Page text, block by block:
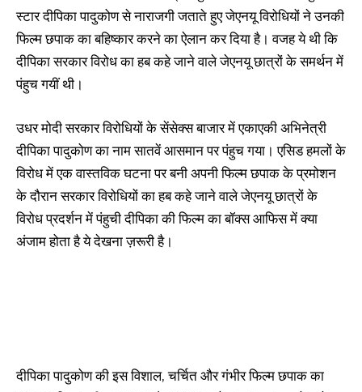
स्टार दीपिका पादुकोण से नाराजगी जताते हुए जेएनयू विरोधियों ने उनकी
फिल्म छपाक का बहिष्कार करने का ऐलान कर दिया है। वजह ये थी कि
दीपिका सरकार विरोध का हब कहे जाने वाले जेएनयू छात्रों के समर्थन में
पंहुच गयीं थी।
उधर मोदी सरकार विरोधियों के सेंसेक्स बाजार में एकाएकी अभिनेत्री
दीपिका पादुकोण का नाम सातवें आसमान पर पंहुच गया। एसिड हमलों के
विरोध में एक वास्तविक घटना पर बनी अपनी फिल्म छपाक के प्रमोशन
के दौरान सरकार विरोधियों का हब कहे जाने वाले जेएनयू छात्रों के
विरोध प्रदर्शन में पंहुची दीपिका की फिल्म का बॉक्स आफिस में क्या
अंजाम होता है ये देखना ज़रूरी है।
दीपिका पादुकोण की इस विशाल, चर्चित और गंभीर फिल्म छपाक का